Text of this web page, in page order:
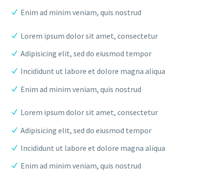
Enim ad minim veniam, quis nostrud
Lorem ipsum dolor sit amet, consectetur
Adipisicing elit, sed do eiusmod tempor
Incididunt ut labore et dolore magna aliqua
Enim ad minim veniam, quis nostrud
Lorem ipsum dolor sit amet, consectetur
Adipisicing elit, sed do eiusmod tempor
Incididunt ut labore et dolore magna aliqua
Enim ad minim veniam, quis nostrud